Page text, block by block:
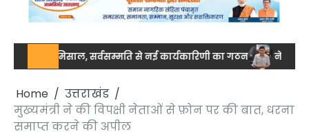
मिसाल, सर्वसम्मति से नई कार्यकारिणी का गठन नेशनल स्तर पर ड्रग
Home
उत्तराखंड
मुख्यमंत्री ने की विपक्षी नेताओं से फ़ोन पर की बात, धरना
समाप्त करने की अपील